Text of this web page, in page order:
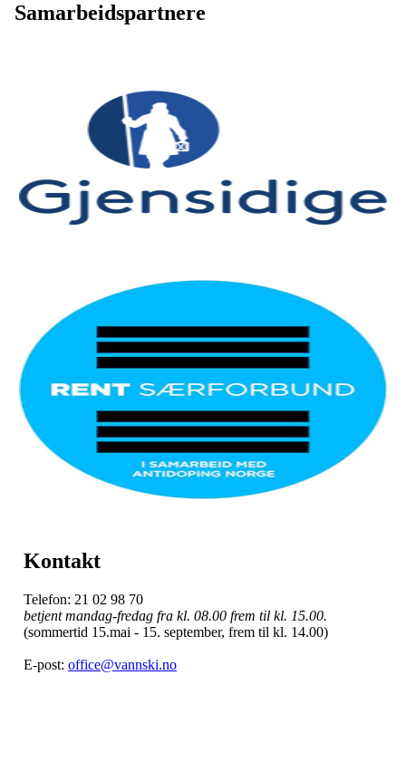
Samarbeidspartnere
Kontakt
Telefon: 21 02 98 70
betjent mandag-fredag fra kl. 08.00 frem til kl. 15.00.
(sommertid 15.mai - 15. september, frem til kl. 14.00)
E-post: office@vannski.no